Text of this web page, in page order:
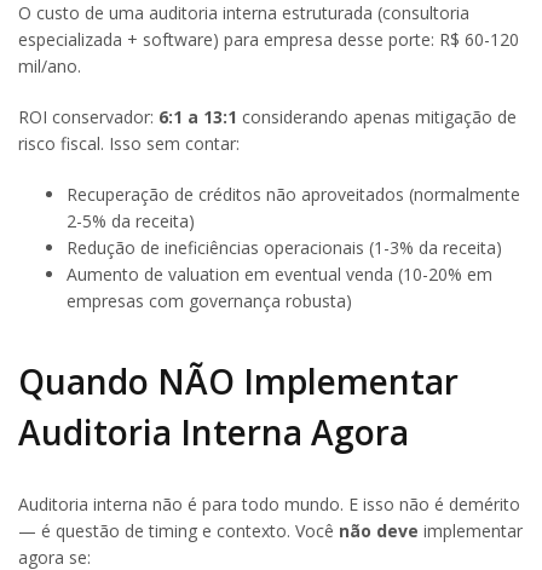
O custo de uma auditoria interna estruturada (consultoria
especializada + software) para empresa desse porte: R$ 60-120
mil/ano.
ROI conservador: 6:1 a 13:1 considerando apenas mitigação de
risco fiscal. Isso sem contar:
Recuperação de créditos não aproveitados (normalmente
2-5% da receita)
Redução de ineficiências operacionais (1-3% da receita)
Aumento de valuation em eventual venda (10-20% em
empresas com governança robusta)
Quando NÃO Implementar
Auditoria Interna Agora
Auditoria interna não é para todo mundo. E isso não é demérito
— é questão de timing e contexto. Você não deve implementar
agora se: